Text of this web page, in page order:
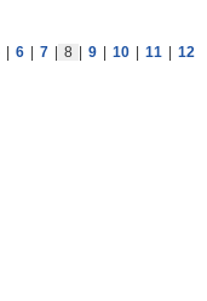
6 7 8 9 10 11 12